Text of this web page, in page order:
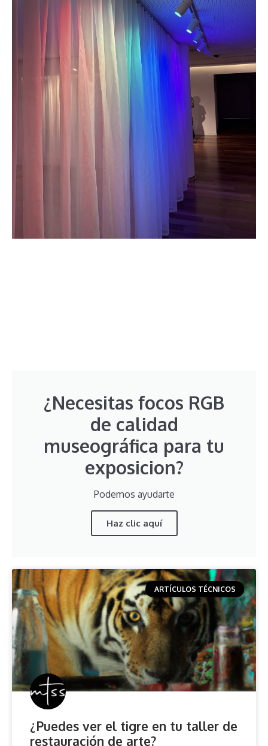
¿Necesitas focos RGB
de calidad
museográfica para tu
exposicion?
Podemos ayudarte
Haz clic aquí
ARTÍCULOS TÉCNICOS
¿Puedes ver el tigre en tu taller de
restauración de arte?